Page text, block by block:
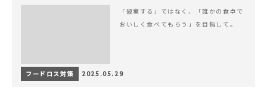
「破棄する」ではなく、「誰かの食卓で
おいしく食べてもらう」を目指して。
フードロス対策 2025.05.29